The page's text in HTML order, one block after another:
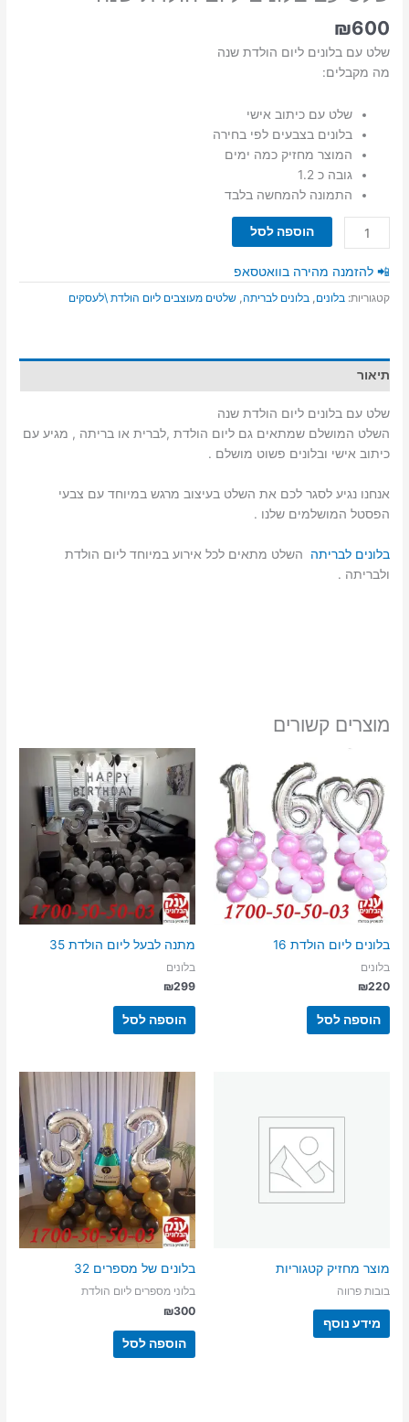
₪600
שלט עם בלונים ליום הולדת שנה
מה מקבלים:
שלט עם כיתוב אישי
בלונים בצבעים לפי בחירה
המוצר מחזיק כמה ימים
גובה כ 1.2
התמונה להמחשה בלבד
כמות
של
שלט
עם
בלונים
הוספה לסל
📲 להזמנה מהירה בוואטסאפ
קטגוריות:בלונים,בלונים לבריתה,שלטים מעוצבים ליום הולדת \לעסקים
תיאור
שלט עם בלונים ליום הולדת שנה
השלט המושלם שמתאים גם ליום הולדת ,לברית או בריתה , מגיע עם
כיתוב אישי ובלונים פשוט מושלם .
אנחנו נגיע לסגר לכם את השלט בעיצוב מרגש במיוחד עם צבעי
הפסטל המושלמים שלנו .
בלונים לבריתה
השלט מתאים לכל אירוע במיוחד ליום הולדת
ולבריתה .
מוצרים קשורים
בלונים ליום הולדת 16
בלונים
₪220
הוספה לסל
מתנה לבעל ליום הולדת 35
בלונים
₪299
הוספה לסל
מוצר מחזיק קטגוריות
בובות פרווה
מידע נוסף
בלונים של מספרים 32
בלוני מספרים ליום הולדת
₪300
הוספה לסל